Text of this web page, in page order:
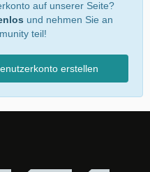
auf unserer Seite?
und nehmen Sie an
teil!
erstellen